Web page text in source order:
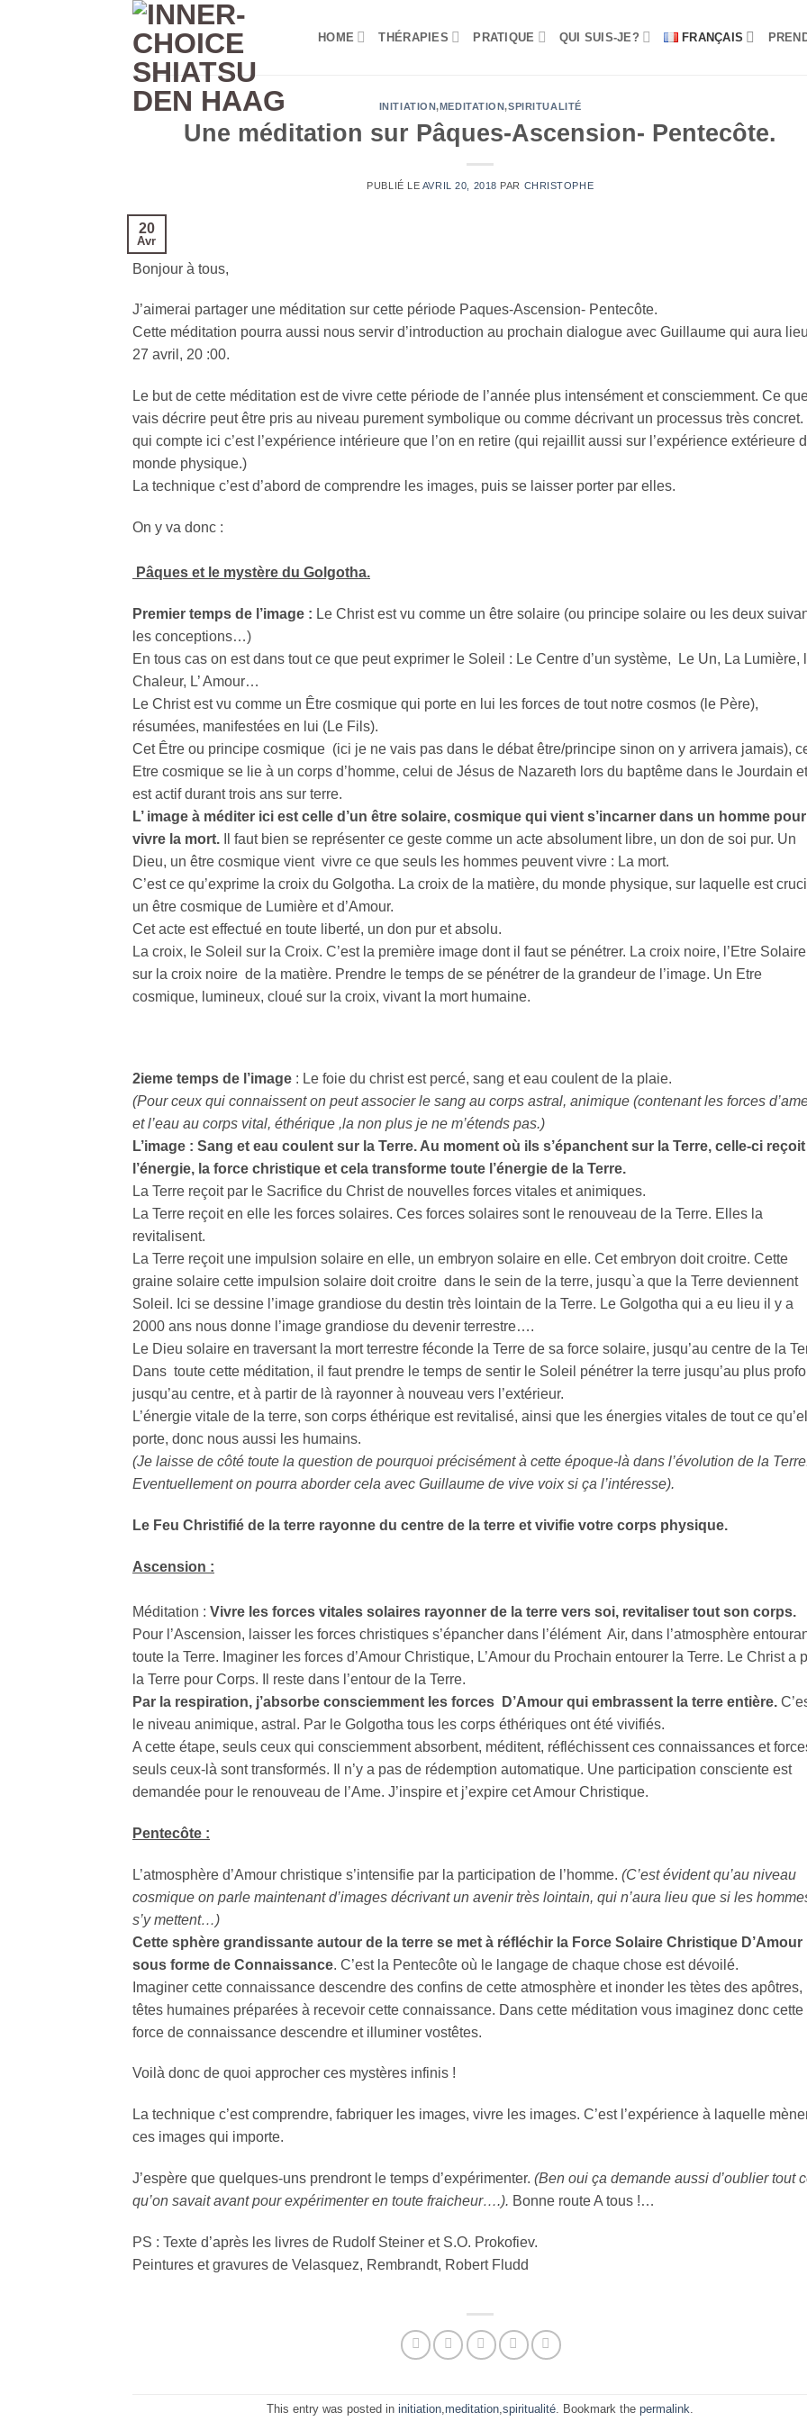
HOME THÉRAPIES PRATIQUE QUI SUIS-JE? FRANÇAIS
INITIATION,MEDITATION,SPIRITUALITÉ
Une méditation sur Pâques-Ascension- Pentecôte.
PUBLIÉ LE AVRIL 20, 2018 PAR CHRISTOPHE
20
Avr
Bonjour à tous,
J’aimerai partager une méditation sur cette période Paques-Ascension- Pentecôte.
Cette méditation pourra aussi nous servir d’introduction au prochain dialogue avec Guillaume qui aura
27 avril, 20 :00.
Le but de cette méditation est de vivre cette période de l’année plus intensément et consciemment. Ce
vais décrire peut être pris au niveau purement symbolique ou comme décrivant un processus très concret.
qui compte ici c’est l’expérience intérieure que l’on en retire (qui rejaillit aussi sur l’expérience extérieure
monde physique.)
La technique c’est d’abord de comprendre les images, puis se laisser porter par elles.
On y va donc :
Pâques et le mystère du Golgotha.
Premier temps de l’image : Le Christ est vu comme un être solaire (ou principe solaire ou les deux
les conceptions…)
En tous cas on est dans tout ce que peut exprimer le Soleil : Le Centre d’un système, Le Un, La Lumière,
Chaleur, L’ Amour…
Le Christ est vu comme un Être cosmique qui porte en lui les forces de tout notre cosmos (le Père),
résumées, manifestées en lui (Le Fils).
Cet Être ou principe cosmique (ici je ne vais pas dans le débat être/principe sinon on y arrivera jamais),
Etre cosmique se lie à un corps d’homme, celui de Jésus de Nazareth lors du baptême dans le Jourdain et
est actif durant trois ans sur terre.
L’ image à méditer ici est celle d’un être solaire, cosmique qui vient s’incarner dans un homme
vivre la mort. Il faut bien se représenter ce geste comme un acte absolument libre, un don de soi pur. Un
Dieu, un être cosmique vient vivre ce que seuls les hommes peuvent vivre : La mort.
C’est ce qu’exprime la croix du Golgotha. La croix de la matière, du monde physique, sur laquelle est
un être cosmique de Lumière et d’Amour.
Cet acte est effectué en toute liberté, un don pur et absolu.
La croix, le Soleil sur la Croix. C’est la première image dont il faut se pénétrer. La croix noire, l’Etre Solaire
sur la croix noire de la matière. Prendre le temps de se pénétrer de la grandeur de l’image. Un Etre
cosmique, lumineux, cloué sur la croix, vivant la mort humaine.
2ieme temps de l’image : Le foie du christ est percé, sang et eau coulent de la plaie.
(Pour ceux qui connaissent on peut associer le sang au corps astral, animique (contenant les forces
et l’eau au corps vital, éthérique ,la non plus je ne m’étends pas.)
L’image : Sang et eau coulent sur la Terre. Au moment où ils s’épanchent sur la Terre, celle-ci reçoit
l’énergie, la force christique et cela transforme toute l’énergie de la Terre.
La Terre reçoit par le Sacrifice du Christ de nouvelles forces vitales et animiques.
La Terre reçoit en elle les forces solaires. Ces forces solaires sont le renouveau de la Terre. Elles la
revitalisent.
La Terre reçoit une impulsion solaire en elle, un embryon solaire en elle. Cet embryon doit croitre. Cette
graine solaire cette impulsion solaire doit croitre dans le sein de la terre, jusqu`a que la Terre deviennent
Soleil. Ici se dessine l’image grandiose du destin très lointain de la Terre. Le Golgotha qui a eu lieu il y a
2000 ans nous donne l’image grandiose du devenir terrestre….
Le Dieu solaire en traversant la mort terrestre féconde la Terre de sa force solaire, jusqu’au centre de la
Dans toute cette méditation, il faut prendre le temps de sentir le Soleil pénétrer la terre jusqu’au plus
jusqu’au centre, et à partir de là rayonner à nouveau vers l’extérieur.
L’énergie vitale de la terre, son corps éthérique est revitalisé, ainsi que les énergies vitales de tout ce
porte, donc nous aussi les humains.
(Je laisse de côté toute la question de pourquoi précisément à cette époque-là dans l’évolution de la
Eventuellement on pourra aborder cela avec Guillaume de vive voix si ça l’intéresse).
Le Feu Christifié de la terre rayonne du centre de la terre et vivifie votre corps physique.
Ascension :
Méditation : Vivre les forces vitales solaires rayonner de la terre vers soi, revitaliser tout son corps.
Pour l’Ascension, laisser les forces christiques s’épancher dans l’élément Air, dans l’atmosphère
toute la Terre. Imaginer les forces d’Amour Christique, L’Amour du Prochain entourer la Terre. Le Christ a
la Terre pour Corps. Il reste dans l’entour de la Terre.
Par la respiration, j’absorbe consciemment les forces D’Amour qui embrassent la terre entière.
le niveau animique, astral. Par le Golgotha tous les corps éthériques ont été vivifiés.
A cette étape, seuls ceux qui consciemment absorbent, méditent, réfléchissent ces connaissances et
seuls ceux-là sont transformés. Il n’y a pas de rédemption automatique. Une participation consciente est
demandée pour le renouveau de l’Ame. J’inspire et j’expire cet Amour Christique.
Pentecôte :
L’atmosphère d’Amour christique s’intensifie par la participation de l’homme. (C’est évident qu’au niveau
cosmique on parle maintenant d’images décrivant un avenir très lointain, qui n’aura lieu que si les
s’y mettent…)
Cette sphère grandissante autour de la terre se met à réfléchir la Force Solaire Christique D’Amour
sous forme de Connaissance. C’est la Pentecôte où le langage de chaque chose est dévoilé.
Imaginer cette connaissance descendre des confins de cette atmosphère et inonder les tètes des apôtres,
têtes humaines préparées à recevoir cette connaissance. Dans cette méditation vous imaginez donc cette
force de connaissance descendre et illuminer vostêtes.
Voilà donc de quoi approcher ces mystères infinis !
La technique c’est comprendre, fabriquer les images, vivre les images. C’est l’expérience à laquelle
ces images qui importe.
J’espère que quelques-uns prendront le temps d’expérimenter. (Ben oui ça demande aussi d’oublier tout
qu’on savait avant pour expérimenter en toute fraicheur….). Bonne route A tous !…
PS : Texte d’après les livres de Rudolf Steiner et S.O. Prokofiev.
Peintures et gravures de Velasquez, Rembrandt, Robert Fludd
This entry was posted ininitiation ,meditation ,spiritualité . Bookmark thepermalink